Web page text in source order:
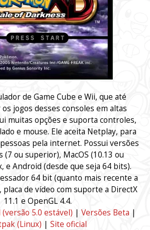
de Game Cube e Wii, que até
jogos desses consoles em altas
muitas opções e suporta controles,
e mouse. Ele aceita Netplay, para
pela internet. Possui versões
(7 ou superior), MacOS (10.13 ou
e Android (desde que seja 64 bits).
64 bit (quanto mais recente a
placa de vídeo com suporte a DirectX
11.1 e OpenGL 4.4.
5.0 estável) | Versões Beta |
(Linux) | Site oficial